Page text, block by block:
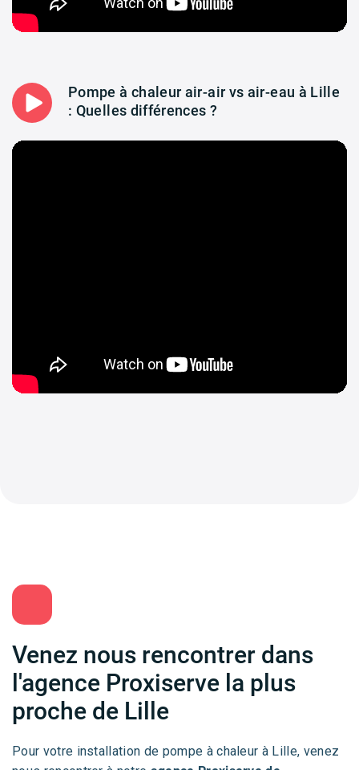
Pompe à chaleur air-air vs air-eau à Lille
: Quelles différences ?
Venez nous rencontrer dans
l'agence Proxiserve la plus
proche de Lille
Pour votre installation de pompe à chaleur à Lille, venez